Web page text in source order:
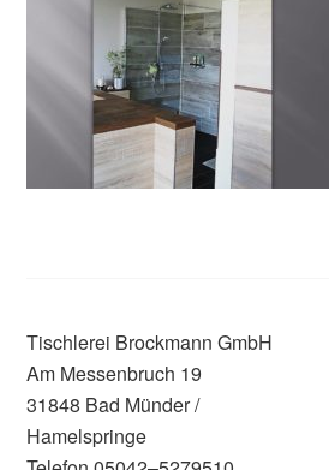
Tischlerei Brockmann GmbH
Am Messenbruch 19
31848 Bad Münder /
Hamelspringe